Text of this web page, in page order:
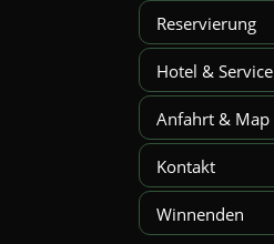
Reservierung
Hotel & Service
Anfahrt & Map
Kontakt
Winnenden